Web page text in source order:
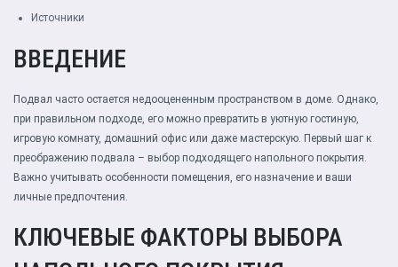
Источники
ВВЕДЕНИЕ
Подвал часто остается недооцененным пространством в доме. Однако,
при правильном подходе, его можно превратить в уютную гостиную,
игровую комнату, домашний офис или даже мастерскую. Первый шаг к
преображению подвала – выбор подходящего напольного покрытия.
Важно учитывать особенности помещения, его назначение и ваши
личные предпочтения.
КЛЮЧЕВЫЕ ФАКТОРЫ ВЫБОРА